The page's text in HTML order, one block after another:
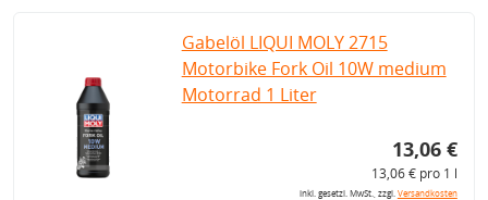
Gabelöl LIQUI MOLY 2715
Motorbike Fork Oil 10W medium
Motorrad 1 Liter
13,06 €
13,06 € pro 1 l
inkl. gesetzl. MwSt., zzgl.Versandkosten